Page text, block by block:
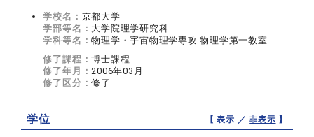
学校名： 京都大学
学部等名： 大学院理学研究科
学科等名：物理学・宇宙物理学専攻 物理学第一教室
修了課程：博士課程
修了年月：2006年03月
修了区分：修了
学位 【 表示 ／非表示 】